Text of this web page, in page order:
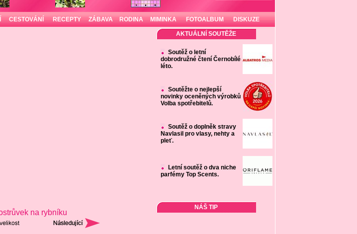
CESTOVÁNÍ RECEPTY ZÁBAVA RODINA MIMINKA FOTOALBUM DISKUZE
AKTUÁLNÍ SOUTĚŽE
Soutěž o letní
dobrodružné čtení Černobílé
léto.
Soutěžte o nejlepší
novinky oceněných výrobků
Volba spotřebitelů.
Soutěž o doplněk stravy
Navlasil pro vlasy, nehty a
pleť.
Letní soutěž o dva niche
parfémy Top Scents.
NÁŠ TIP